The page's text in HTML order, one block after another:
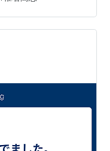
す。 『犬夜叉』と
る日本の漫画作品で
年サンデー』に連
2000年から2004年
年から2010年